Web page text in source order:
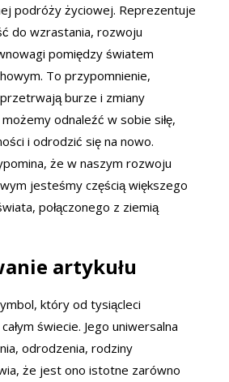
podróży życiowej. Reprezentuje
do wzrastania, rozwoju
pomiędzy światem
To przypomnienie,
burze i zmiany
odnaleźć w sobie siłę,
i odrodzić się na nowo.
że w naszym rozwoju
jesteśmy częścią większego
połączonego z ziemią
artykułu
który od tysiącleci
świecie. Jego uniwersalna
odrodzenia, rodziny
że jest ono istotne zarówno